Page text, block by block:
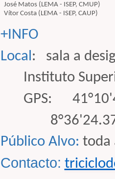
José Matos (LEMA - ISEP, CMUP)
Vítor Costa (LEMA - ISEP, CAUP)
+INFO
Local:
sala a
Instituto
GPS:
Público Alvo: toda
Contacto: